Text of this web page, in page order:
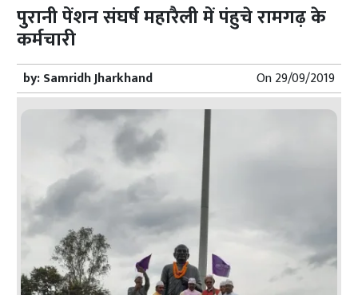
पुरानी पेंशन संघर्ष महारैली में पंहुचे रामगढ़ के
कर्मचारी
by:Samridh Jharkhand On29/09/2019